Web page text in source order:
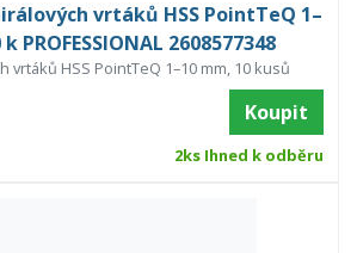
vrtáků HSS PointTeQ 1–
PROFESSIONAL 2608577348
vrtáků HSS PointTeQ 1–10 mm, 10 kusů
Koupit
2ks Ihned k odběru